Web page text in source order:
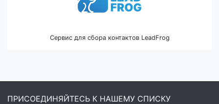
Сервис для сбора контактов LeadFrog
ПРИСОЕДИНЯЙТЕСЬ К НАШЕМУ СПИСКУ